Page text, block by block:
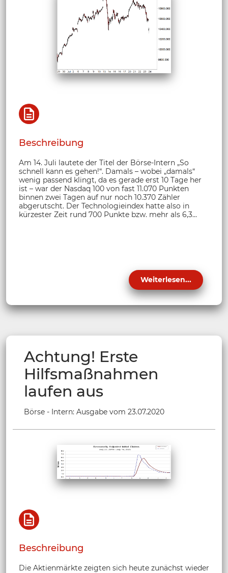
Beschreibung
Am 14. Juli lautete der Titel der Börse-Intern „So
schnell kann es gehen!“. Damals – wobei „damals“
wenig passend klingt, da es gerade erst 10 Tage her
ist – war der Nasdaq 100 von fast 11.070 Punkten
binnen zwei Tagen auf nur noch 10.370 Zähler
abgerutscht. Der Technologieindex hatte also in
kürzester Zeit rund 700 Punkte bzw. mehr als 6,3...
Weiterlesen...
Achtung! Erste
Hilfsmaßnahmen
laufen aus
Börse - Intern: Ausgabe vom 23.07.2020
Beschreibung
Die Aktienmärkte zeigten sich heute zunächst wieder